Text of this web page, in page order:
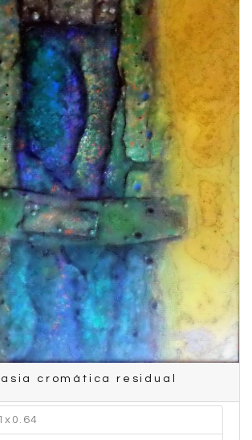
cromática residual